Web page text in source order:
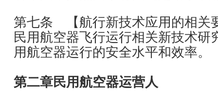
第七条 【航行新技术应用的相关
民用航空器飞行运行相关新技术研
用航空器运行的安全水平和效率。
第二章民用航空器运营人